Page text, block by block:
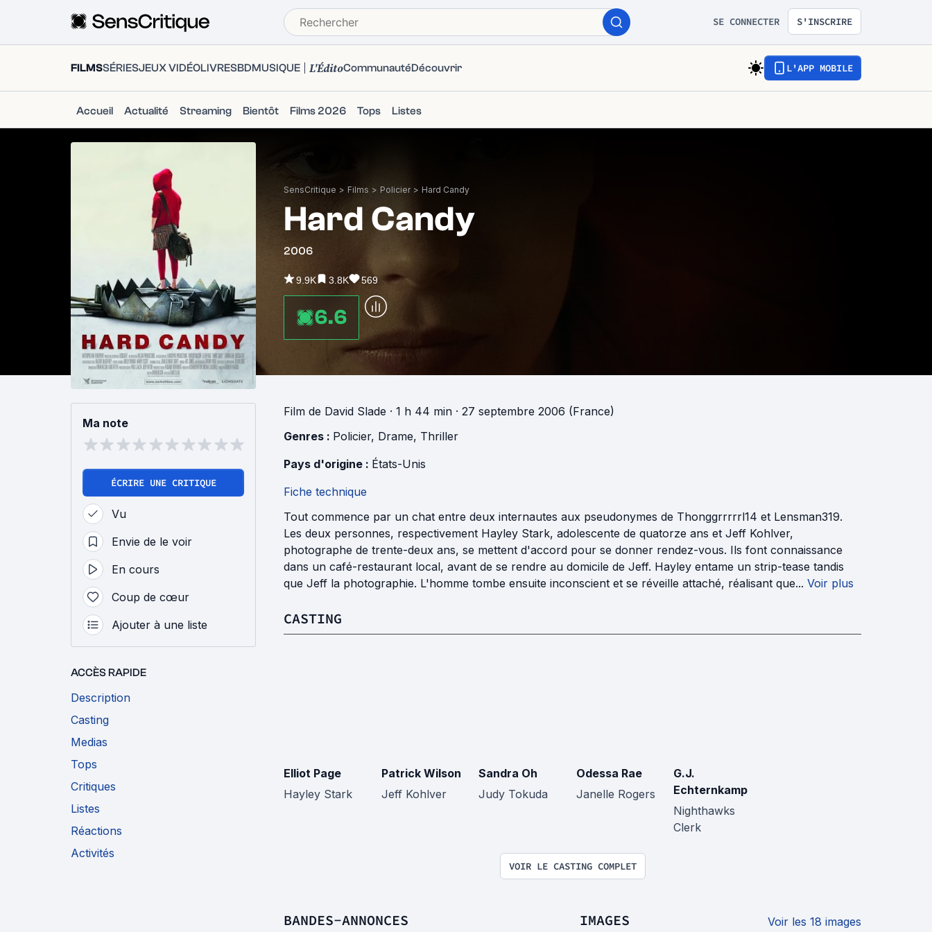
SE CONNECTER S'INSCRIRE
FILMSSÉRIESJEUX VIDÉOLIVRESBDMUSIQUE L'ÉditoCommunautéDécouvrir L'APP MOBILE
Accueil Actualité Streaming Bientôt Films 2026 Tops Listes
SensCritique > Films > Policier > Hard Candy
Hard Candy
2006
9.9K 3.8K 569
6.6
Ma note
ÉCRIRE UNE CRITIQUE
Vu
Envie de le voir
En cours
Coup de cœur
Ajouter à une liste
ACCÈS RAPIDE
Description
Casting
Medias
Tops
Critiques
Listes
Réactions
Activités
Film de David Slade · 1 h 44 min · 27 septembre 2006 (France)
Genres : Policier, Drame, Thriller
Pays d'origine : États-Unis
Fiche technique
Tout commence par un chat entre deux internautes aux pseudonymes de Thonggrrrrrl14 et Lensman319.
Les deux personnes, respectivement Hayley Stark, adolescente de quatorze ans et Jeff Kohlver,
photographe de trente-deux ans, se mettent d'accord pour se donner rendez-vous. Ils font connaissance
dans un café-restaurant local, avant de se rendre au domicile de Jeff. Hayley entame un strip-tease tandis
que Jeff la photographie. L'homme tombe ensuite inconscient et se réveille attaché, réalisant que... Voir plus
CASTING
Elliot Page
Hayley Stark
Patrick Wilson
Jeff Kohlver
Sandra Oh
Judy Tokuda
Odessa Rae
Janelle Rogers
G.J.
Echternkamp
Nighthawks
Clerk
VOIR LE CASTING COMPLET
BANDES-ANNONCES IMAGES Voir les 18 images